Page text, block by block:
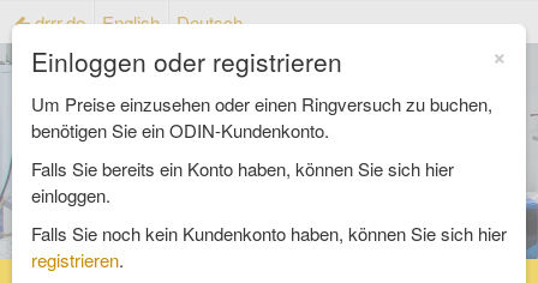
drrr.de English Deutsch
×
Einloggen oder registrieren
Um Preise einzusehen oder einen Ringversuch zu buchen,
benötigen Sie ein ODIN-Kundenkonto.
Falls Sie bereits ein Konto haben, können Sie sich hier
einloggen.
Falls Sie noch kein Kundenkonto haben, können Sie sich hier
registrieren.